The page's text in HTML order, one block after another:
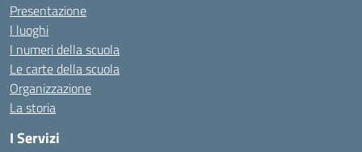
Presentazione
I luoghi
I numeri della scuola
Le carte della scuola
Organizzazione
La storia
I Servizi